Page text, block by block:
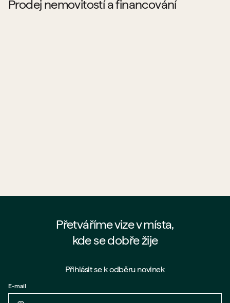
Prodej nemovitostí a financování
Přetváříme vize v místa,
kde se dobře žije
Přihlásit se k odběru novinek
E-mail